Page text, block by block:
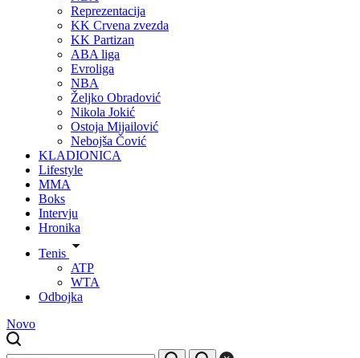
Reprezentacija
KK Crvena zvezda
KK Partizan
ABA liga
Evroliga
NBA
Željko Obradović
Nikola Jokić
Ostoja Mijailović
Nebojša Čović
KLADIONICA
Lifestyle
MMA
Boks
Intervju
Hronika
Tenis
ATP
WTA
Odbojka
Novo